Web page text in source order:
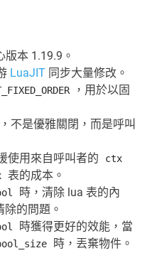
版本 1.19.9。
LuaJIT 同步大量修改。
，用於以固
不是優雅關閉，而是呼叫
使用來自呼叫者的 ctx
表的成本。
時，清除 lua 表的內
除的問題。
時獲得更好的效能，當
時，丟棄物件。